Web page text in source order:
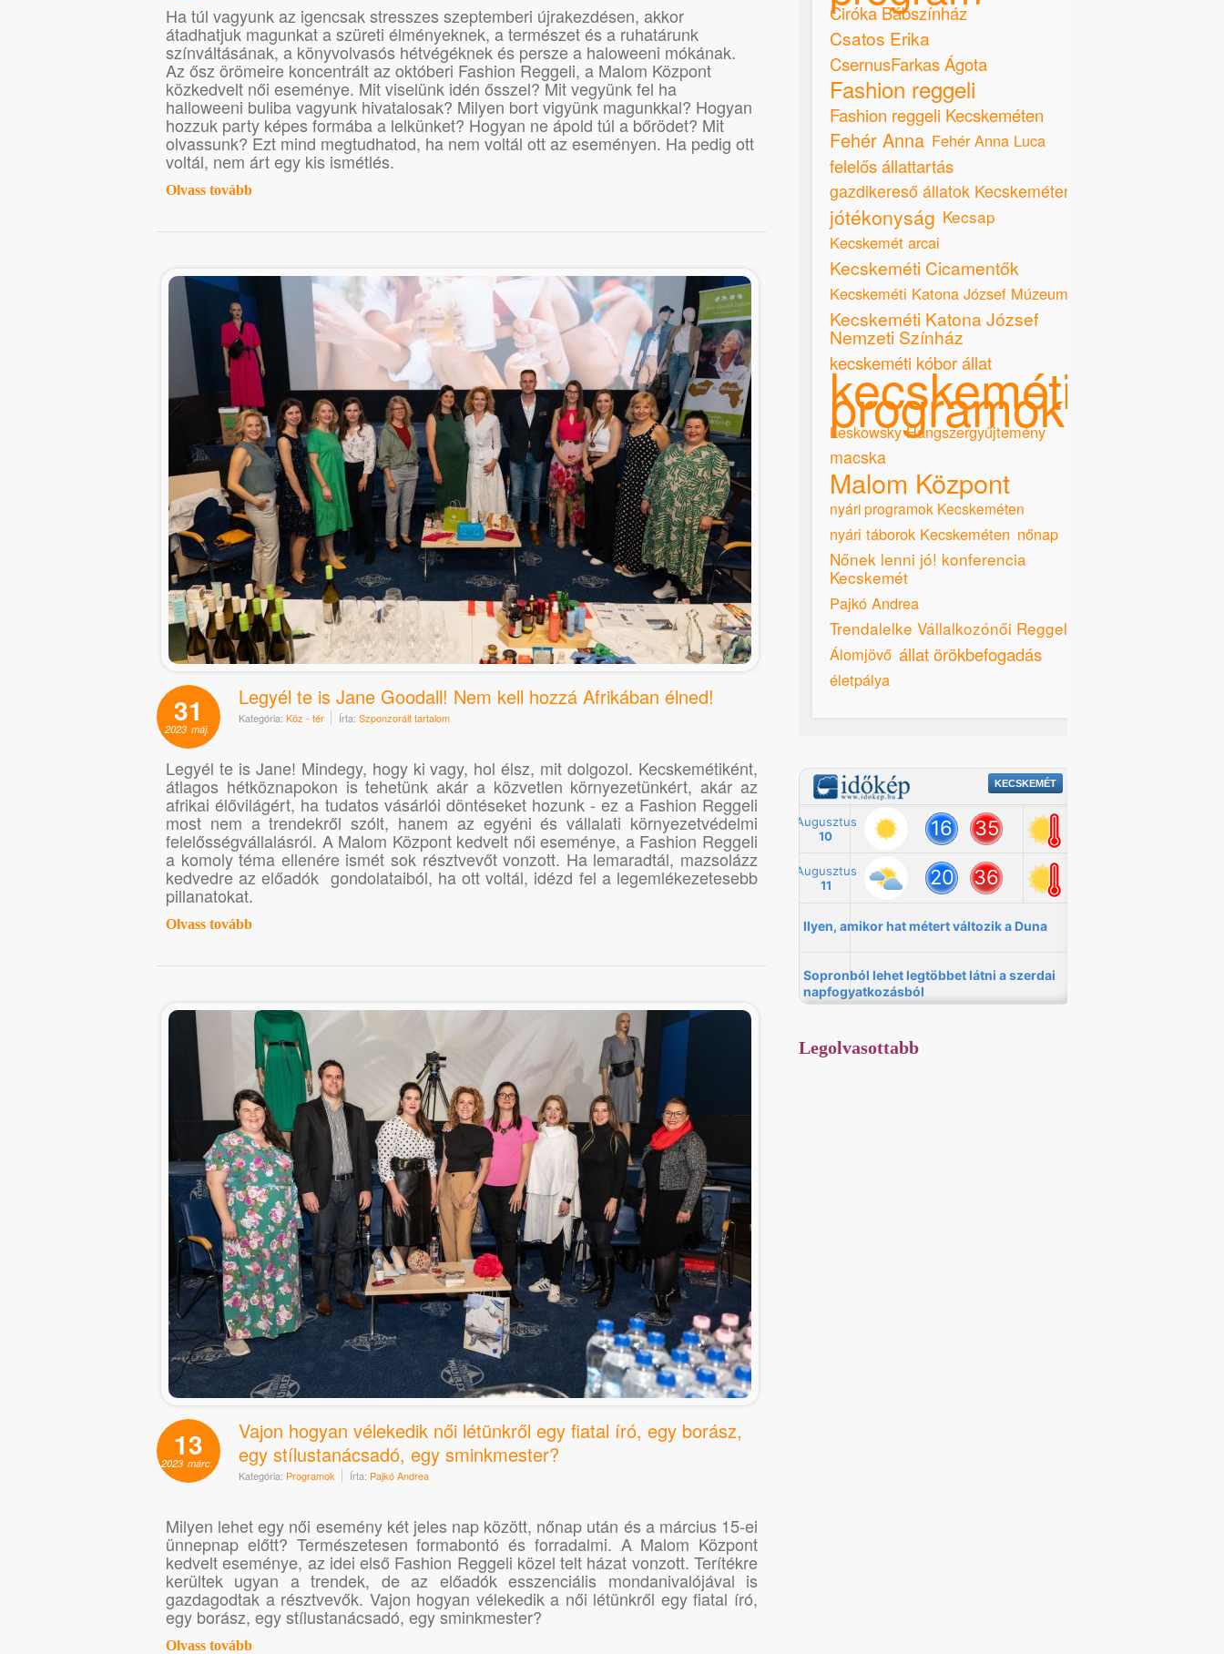
Ha túl vagyunk az igencsak stresszes szeptemberi újrakezdésen, akkor
átadhatjuk magunkat a szüreti élményeknek, a természet és a ruhatárunk
színváltásának, a könyvolvasós hétvégéknek és persze a haloweeni mókának.
Az ősz örömeire koncentrált az októberi Fashion Reggeli, a Malom Központ
közkedvelt női eseménye. Mit viselünk idén ősszel? Mit vegyünk fel ha
halloweeni buliba vagyunk hivatalosak? Milyen bort vigyünk magunkkal? Hogyan
hozzuk party képes formába a lelkünket? Hogyan ne ápold túl a bőrödet? Mit
olvassunk? Ezt mind megtudhatod, ha nem voltál ott az eseményen. Ha pedig ott
voltál, nem árt egy kis ismétlés.
Olvass tovább
31
2023 máj.
Legyél te is Jane Goodall! Nem kell hozzá Afrikában élned!
Kategória: Köz - tér Írta: Szponzorált tartalom
Legyél te is Jane! Mindegy, hogy ki vagy, hol élsz, mit dolgozol. Kecskemétiként,
átlagos hétköznapokon is tehetünk akár a közvetlen környezetünkért, akár az
afrikai élővilágért, ha tudatos vásárlói döntéseket hozunk - ez a Fashion Reggeli
most nem a trendekről szólt, hanem az egyéni és vállalati környezetvédelmi
felelősségvállalásról. A Malom Központ kedvelt női eseménye, a Fashion Reggeli
a komoly téma ellenére ismét sok résztvevőt vonzott. Ha lemaradtál, mazsolázz
kedvedre az előadók gondolataiból, ha ott voltál, idézd fel a legemlékezetesebb
pillanatokat.
Olvass tovább
13
2023 márc.
Vajon hogyan vélekedik női létünkről egy fiatal író, egy borász,
egy stílustanácsadó, egy sminkmester?
Kategória: Programok Írta: Pajkó Andrea
Milyen lehet egy női esemény két jeles nap között, nőnap után és a március 15-ei
ünnepnap előtt? Természetesen formabontó és forradalmi. A Malom Központ
kedvelt eseménye, az idei első Fashion Reggeli közel telt házat vonzott. Terítékre
kerültek ugyan a trendek, de az előadók esszenciális mondanivalójával is
gazdagodtak a résztvevők. Vajon hogyan vélekedik a női létünkről egy fiatal író,
egy borász, egy stílustanácsadó, egy sminkmester?
Olvass tovább
Ciróka Bábszínház
Csatos Erika
CsernusFarkas Ágota
Fashion reggeli
Fashion reggeli Kecskeméten
Fehér Anna Fehér Anna Luca
felelős állattartás
gazdikereső állatok Kecskeméten
jótékonyság Kecsap
Kecskemét arcai
Kecskeméti Cicamentők
Kecskeméti Katona József Múzeum
Kecskeméti Katona József
Nemzeti Színház
kecskeméti kóbor állat
kecskeméti
programok
Leskowsky Hangszergyűjtemény
macska
Malom Központ
nyári programok Kecskeméten
nyári táborok Kecskeméten nőnap
Nőnek lenni jó! konferencia
Kecskemét
Pajkó Andrea
Trendalelke Vállalkozónői Reggeli
Álomjövő állat örökbefogadás
életpálya
Legolvasottabb